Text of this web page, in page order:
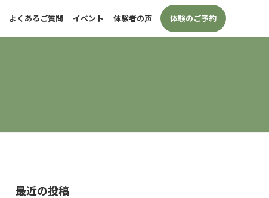
よくあるご質問 イベント 体験者の声 体験のご予約
最近の投稿